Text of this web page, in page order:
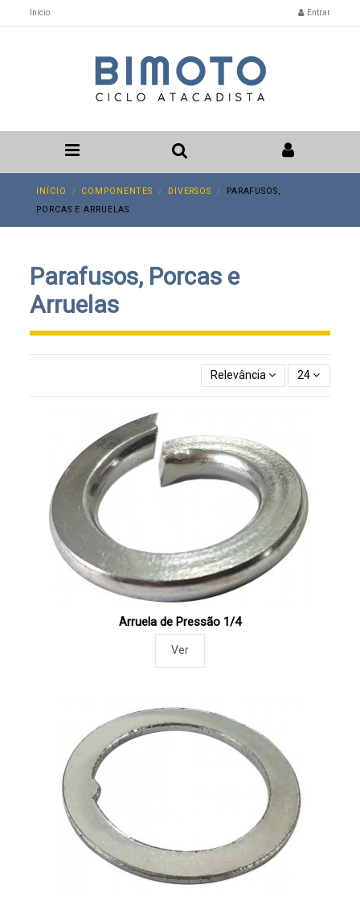
Início Entrar
INÍCIO COMPONENTES DIVERSOS
PARAFUSOS,
PORCAS E ARRUELAS
Parafusos, Porcas e
Arruelas
Relevância 24
Arruela de Pressão 1/4
Ver